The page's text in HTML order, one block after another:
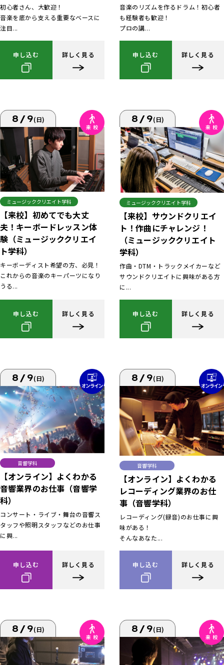
初心者さん、大歓迎！
音楽を底から支える重要なベースに
注目...
申し込む 詳しく見る
音楽のリズムを作るドラム！初心者
も経験者も歓迎！
プロの講...
申し込む 詳しく見る
8/9(日)
ミュージッククリエイト学科
【来校】初めてでも大丈
夫！キーボードレッスン体
験（ミュージッククリエイ
ト学科）
キーボーディスト希望の方、必見！
これからの音楽のキーパーツになり
うる...
申し込む 詳しく見る
8/9(日)
ミュージッククリエイト学科
【来校】サウンドクリエイ
ト！作曲にチャレンジ！
（ミュージッククリエイト
学科）
作曲・DTM・トラックメイカーなど
サウンドクリエイトに興味がある方
に...
申し込む 詳しく見る
8/9(日)
音響学科
【オンライン】よくわかる
音響業界のお仕事（音響学
科）
コンサート・ライブ・舞台の音響ス
タッフや照明スタッフなどのお仕事
に興...
申し込む 詳しく見る
8/9(日)
音響学科
【オンライン】よくわかる
レコーディング業界のお仕
事（音響学科）
レコーディング(録音)のお仕事に興
味がある！
そんなあなた...
申し込む 詳しく見る
8/9(日) 8/9(日)